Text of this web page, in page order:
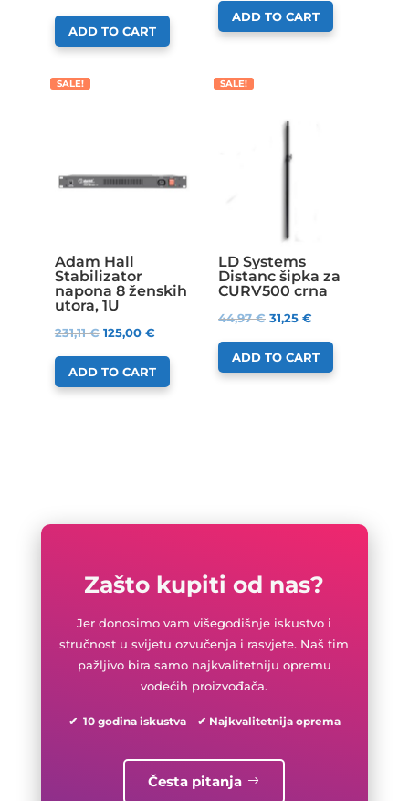
ADD TO CART
ADD TO CART
SALE!
Adam Hall
Stabilizator
napona 8 ženskih
utora, 1U
231,11€ 125,00 €
ADD TO CART
SALE!
LD Systems
Distanc šipka za
CURV500 crna
44,97€ 31,25 €
ADD TO CART
Zašto kupiti od nas?
Jer donosimo vam višegodišnje iskustvo i
stručnost u svijetu ozvučenja i rasvjete. Naš tim
pažljivo bira samo najkvalitetniju opremu
vodećih proizvođača.
✔ 10 godina iskustva ✔ Najkvalitetnija oprema
Česta pitanja